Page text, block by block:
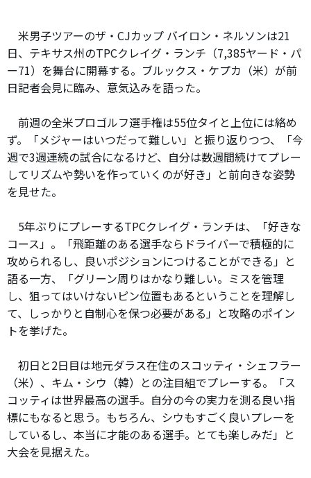
米男子ツアーのザ・CJカップ バイロン・ネルソンは21
日、テキサス州のTPCクレイグ・ランチ（7,385ヤード・パ
ー71）を舞台に開幕する。ブルックス・ケプカ（米）が前
日記者会見に臨み、意気込みを語った。
前週の全米プロゴルフ選手権は55位タイと上位には絡め
ず。「メジャーはいつだって難しい」と振り返りつつ、「今
週で3週連続の試合になるけど、自分は数週間続けてプレー
してリズムや勢いを作っていくのが好き」と前向きな姿勢
を見せた。
5年ぶりにプレーするTPCクレイグ・ランチは、「好きな
コース」。「飛距離のある選手ならドライバーで積極的に
攻められるし、良いポジションにつけることができる」と
語る一方、「グリーン周りはかなり難しい。ミスを管理
し、狙ってはいけないピン位置もあるということを理解し
て、しっかりと自制心を保つ必要がある」と攻略のポイン
トを挙げた。
初日と2日目は地元ダラス在住のスコッティ・シェフラー
（米）、キム・シウ（韓）との注目組でプレーする。「ス
コッティは世界最高の選手。自分の今の実力を測る良い指
標にもなると思う。もちろん、シウもすごく良いプレーを
しているし、本当に才能のある選手。とても楽しみだ」と
大会を見据えた。